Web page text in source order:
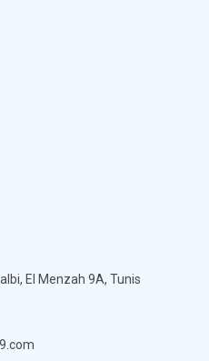
El Menzah 9A, Tunis